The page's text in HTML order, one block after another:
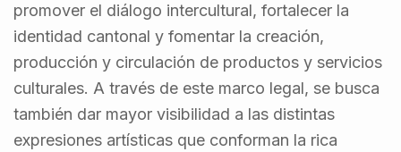
promover el diálogo intercultural, fortalecer la
identidad cantonal y fomentar la creación,
producción y circulación de productos y servicios
culturales. A través de este marco legal, se busca
también dar mayor visibilidad a las distintas
expresiones artísticas que conforman la rica